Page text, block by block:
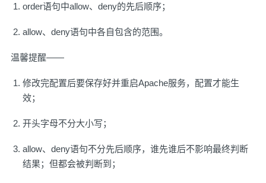
order语句中allow、deny的先后顺序；
allow、deny语句中各自包含的范围。
温馨提醒——
修改完配置后要保存好并重启Apache服务，配置才能生
效；
开头字母不分大小写；
allow、deny语句不分先后顺序，谁先谁后不影响最终判断
结果；但都会被判断到；